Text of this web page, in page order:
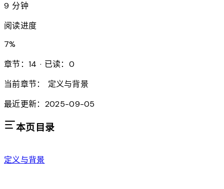
9 分钟
阅读进度
7%
章节：14 · 已读：0
当前章节：
定义与背景
最近更新：2025-09-05
本页目录
定义与背景